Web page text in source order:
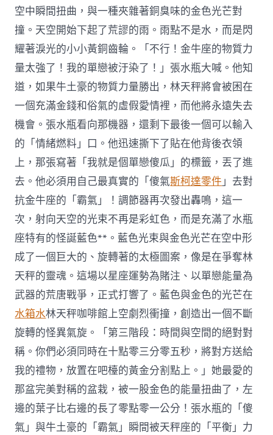
空中瞬間扭曲，與一種夾雜著銅臭味的金色光芒對
撞。天空開始下起了荒謬的雨。雨點不是水，而是閃
耀著淚光的小小黃銅齒輪。「不行！金牛座的物質力
量太強了！我的單戀被汙染了！」張水瓶大喊。他知
道，如果牛土豪的物質力量勝出，林天秤將會被困在
一個充滿金錢和俗氣的虛假愛情裡，而他將永遠失去
機會。張水瓶看向那機器，還剩下最後一個可以輸入
的「情緒燃料」口。他迅速撕下了貼在他背後衣領
上，那張寫著「我就是個單戀傻瓜」的標籤，丟了進
去。他必須用自己最真實的「傻氣斯柯達零件」去對
抗金牛座的「霸氣」！調節器再次發出轟鳴，這一
次，射向天空的光束不再是彩虹色，而是充滿了水瓶
座特有的怪誕藍色**。藍色光束與金色光芒在空中形
成了一個巨大的、旋轉著的太極圖案，像是在爭奪林
天秤的靈魂。這場以星座運勢為賭注、以單戀能量為
武器的荒唐戰爭，正式打響了。藍色與金色的光芒在
水箱水林天秤咖啡館上空劇烈衝撞，創造出一個不斷
旋轉的怪異氣旋。「第三階段：時間與空間的絕對對
稱。你們必須同時在十點零三分零五秒，將對方送給
我的禮物，放置在吧檯的黃金分割點上。」她最愛的
那盆完美對稱的盆栽，被一股金色的能量扭曲了，左
邊的葉子比右邊的長了零點零一公分！張水瓶的「傻
氣」與牛土豪的「霸氣」瞬間被天秤座的「平衡」力